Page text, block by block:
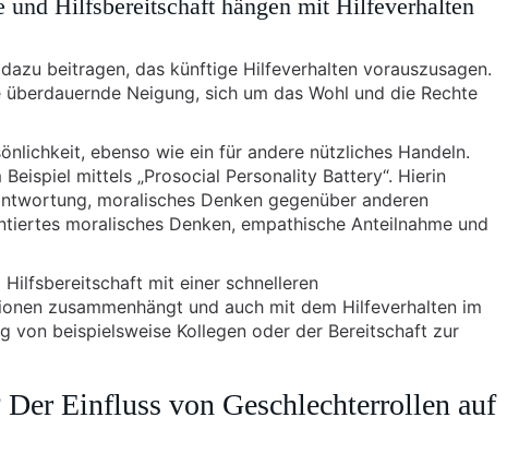
und Hilfsbereitschaft hängen mit Hilfeverhalten
beitragen, das künftige Hilfeverhalten vorauszusagen.
Neigung, sich um das Wohl und die Rechte
ebenso wie ein für andere nützliches Handeln.
mittels „Prosocial Personality Battery“. Hierin
moralisches Denken gegenüber anderen
moralisches Denken, empathische Anteilnahme und
mit einer schnelleren
zusammenhängt und auch mit dem Hilfeverhalten im
beispielsweise Kollegen oder der Bereitschaft zur
Einfluss von Geschlechterrollen auf